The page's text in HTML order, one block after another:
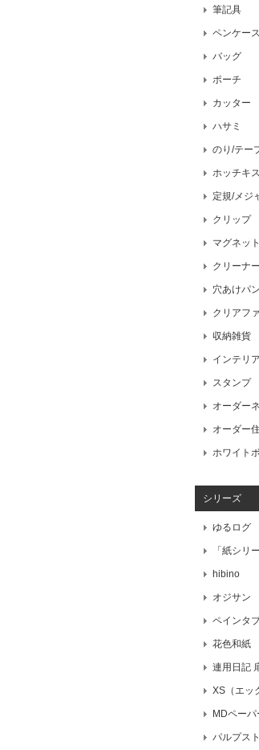
筆記具
ペンケー
バッグ
ポーチ
カッター
ハサミ
のり/テー
ホッチキス
定規/メジ
クリップ
マグネット
クリーナー
穴あけパ
クリアフ
収納雑貨
インテリ
スタンプ
オーダー
オーダー
ホワイト
シリーズ
ゆるログ
「紙シリ
hibino
オジサン
ペインタ
花色和紙
連用日記
XS（エッ
MDペーパ
パルプス